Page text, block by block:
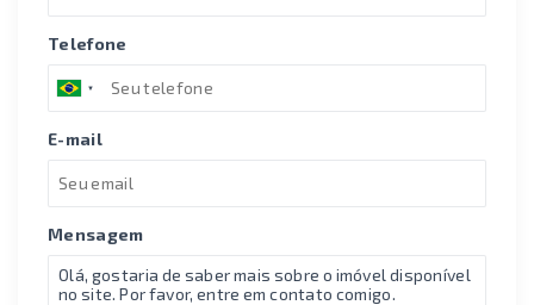
Telefone
E-mail
Mensagem